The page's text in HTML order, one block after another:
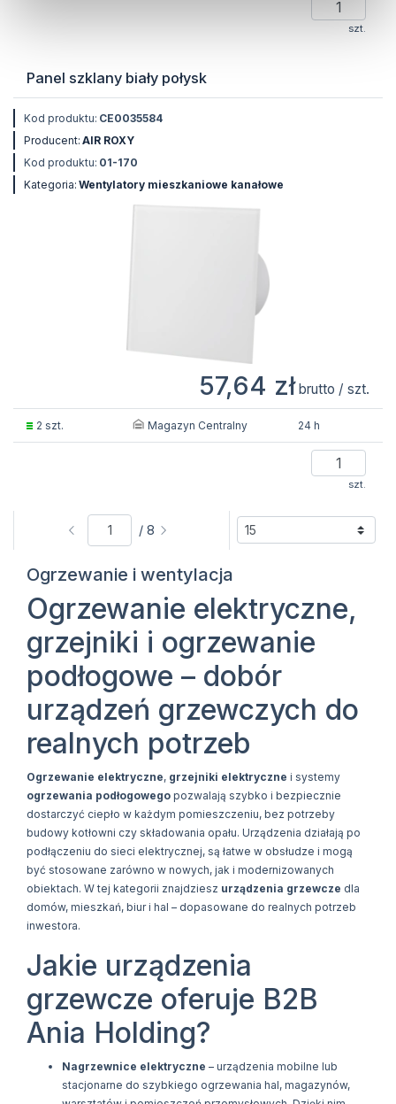
szt.
Panel szklany biały połysk
Kod produktu: CE0035584
Producent: AIR ROXY
Kod produktu: 01-170
Kategoria: Wentylatory mieszkaniowe kanałowe
57,64 zł brutto / szt.
2 szt. Magazyn Centralny 24 h
szt.
/ 8
Ogrzewanie i wentylacja
Ogrzewanie elektryczne,
grzejniki i ogrzewanie
podłogowe – dobór
urządzeń grzewczych do
realnych potrzeb
Ogrzewanie elektryczne, grzejniki elektryczne i systemy
ogrzewania podłogowego pozwalają szybko i bezpiecznie
dostarczyć ciepło w każdym pomieszczeniu, bez potrzeby
budowy kotłowni czy składowania opału. Urządzenia działają po
podłączeniu do sieci elektrycznej, są łatwe w obsłudze i mogą
być stosowane zarówno w nowych, jak i modernizowanych
obiektach. W tej kategorii znajdziesz urządzenia grzewcze dla
domów, mieszkań, biur i hal – dopasowane do realnych potrzeb
inwestora.
Jakie urządzenia
grzewcze oferuje B2B
Ania Holding?
Nagrzewnice elektryczne – urządzenia mobilne lub
stacjonarne do szybkiego ogrzewania hal, magazynów,